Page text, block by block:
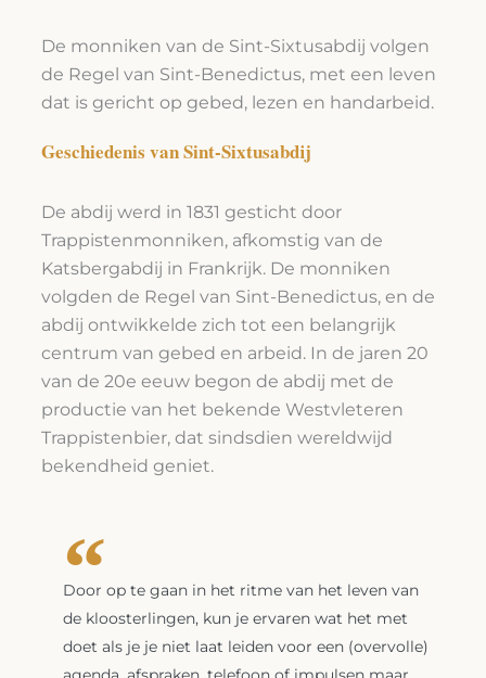
De monniken van de Sint-Sixtusabdij volgen
de Regel van Sint-Benedictus, met een leven
dat is gericht op gebed, lezen en handarbeid.
Geschiedenis van Sint-Sixtusabdij
De abdij werd in 1831 gesticht door
Trappistenmonniken, afkomstig van de
Katsbergabdij in Frankrijk. De monniken
volgden de Regel van Sint-Benedictus, en de
abdij ontwikkelde zich tot een belangrijk
centrum van gebed en arbeid. In de jaren 20
van de 20e eeuw begon de abdij met de
productie van het bekende Westvleteren
Trappistenbier, dat sindsdien wereldwijd
bekendheid geniet.
Door op te gaan in het ritme van het leven van
de kloosterlingen, kun je ervaren wat het met
doet als je je niet laat leiden voor een (overvolle)